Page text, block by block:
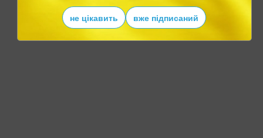
не цікавить вже підписаний